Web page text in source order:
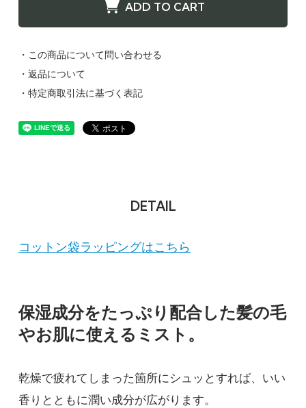
ADD TO CART
・この商品について問い合わせる
・返品について
・特定商取引法に基づく表記
DETAIL
コットン袋ラッピングはこちら
保湿成分をたっぷり配合した髪の毛
やお肌に使えるミスト。
乾燥で疲れてしまった箇所にシュッとすれば、いい
香りとともに潤い成分が広がります。